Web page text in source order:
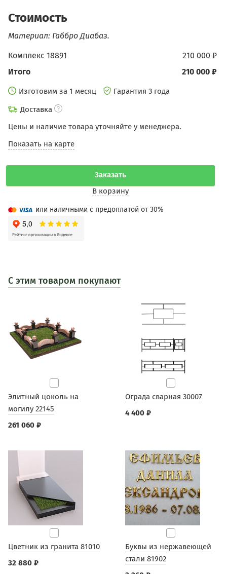
Стоимость
Материал: Габбро Диабаз.
210 000 ₽
Комплекс 18891
210 000 ₽
Итого
Изготовим за 1 месяц
Гарантия 3 года
Доставка
Цены и наличие товара уточняйте у менеджера.
Показать на карте
Заказать
В корзину
или наличными с предоплатой от 30%
С этим товаром покупают
Элитный цоколь на
могилу 22145
261 060 ₽
Ограда сварная 30007
4 400 ₽
Цветник из гранита 81010
32 880 ₽
Буквы из нержавеющей
стали 81902